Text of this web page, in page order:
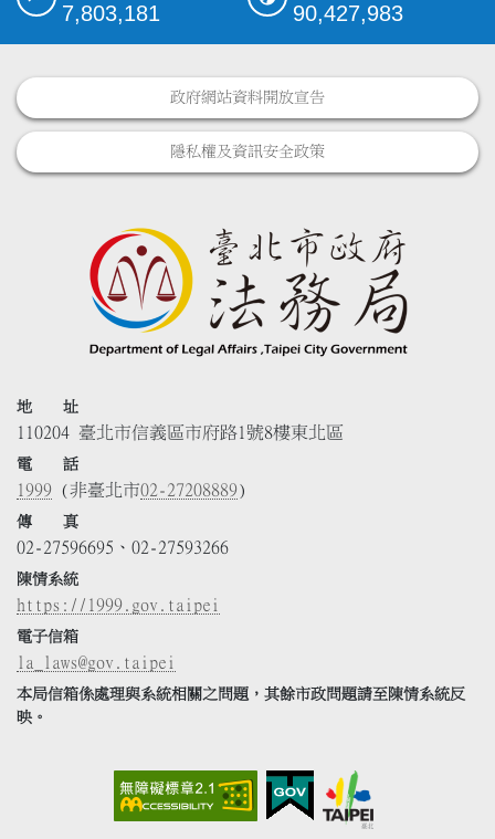
7,803,181 90,427,983
政府網站資料開放宣告
隱私權及資訊安全政策
地 址
110204 臺北市信義區市府路1號8樓東北區
電 話
1999 (非臺北市02-27208889)
傳 真
02-27596695、02-27593266
陳情系統
https://1999.gov.taipei
電子信箱
la_laws@gov.taipei
本局信箱係處理與系統相關之問題，其餘市政問題請至陳情系統反
映。